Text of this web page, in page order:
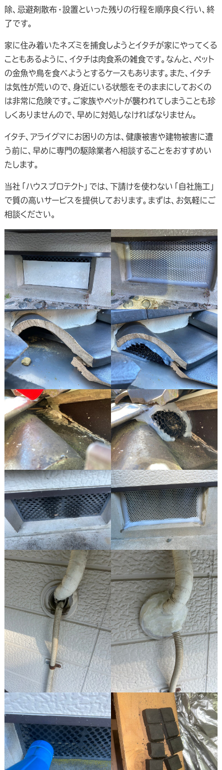
除、忌避剤散布・設置といった残りの行程を順序良く行い、終
了です。
家に住み着いたネズミを捕食しようとイタチが家にやってくる
こともあるように、イタチは肉食系の雑食です。なんと、ペット
の金魚や鳥を食べようとするケースもあります。また、イタチ
は気性が荒いので、身近にいる状態をそのままにしておくの
は非常に危険です。ご家族やペットが襲われてしまうことも珍
しくありませんので、早めに対処しなければなりません。
イタチ、アライグマにお困りの方は、健康被害や建物被害に遭
う前に、早めに専門の駆除業者へ相談することをおすすめい
たします。
当社「ハウスプロテクト」では、下請けを使わない「自社施工」
で質の高いサービスを提供しております。まずは、お気軽にご
相談ください。